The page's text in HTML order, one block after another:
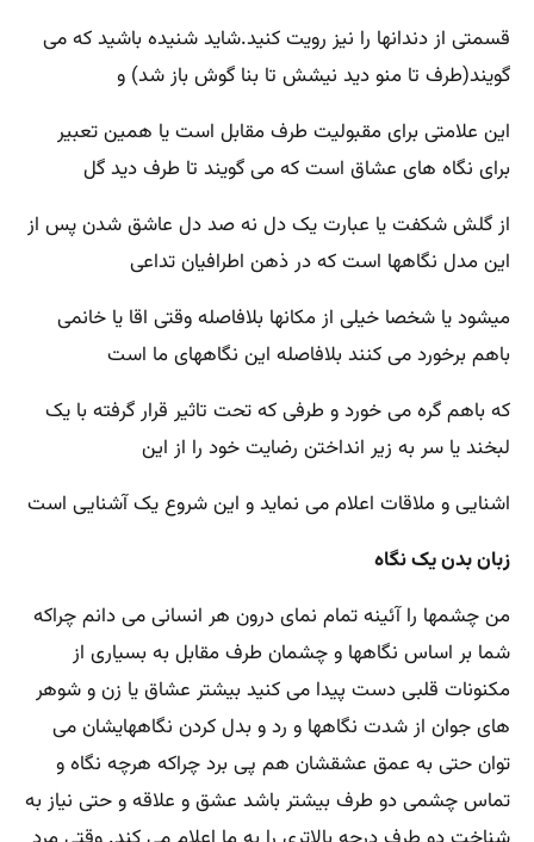
قسمتی از دندانها را نیز رویت کنید.شاید شنیده باشید که می
گویند(طرف تا منو دید نیشش تا بنا گوش باز شد) و
این علامتی برای مقبولیت طرف مقابل است یا همین تعبیر
برای نگاه های عشاق است که می گویند تا طرف دید گل
از گلش شکفت یا عبارت یک دل نه صد دل عاشق شدن پس از
این مدل نگاهها است که در ذهن اطرافیان تداعی
میشود یا شخصا خیلی از مکانها بلافاصله وقتی اقا یا خانمی
باهم برخورد می کنند بلافاصله این نگاههای ما است
که باهم گره می خورد و طرفی که تحت تاثیر قرار گرفته با یک
لبخند یا سر به زیر انداختن رضایت خود را از این
اشنایی و ملاقات اعلام می نماید و این شروع یک آشنایی است
زبان بدن یک نگاه
من چشمها را آئینه تمام نمای درون هر انسانی می دانم چراکه
شما بر اساس نگاهها و چشمان طرف مقابل به بسیاری از
مکنونات قلبی دست پیدا می کنید بیشتر عشاق یا زن و شوهر
های جوان از شدت نگاهها و رد و بدل کردن نگاههایشان می
توان حتی به عمق عشقشان هم پی برد چراکه هرچه نگاه و
تماس چشمی دو طرف بیشتر باشد عشق و علاقه و حتی نیاز به